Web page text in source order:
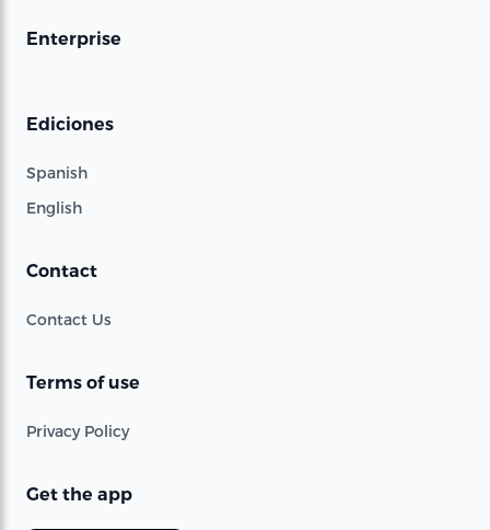
Enterprise
Ediciones
Spanish
English
Contact
Contact Us
Terms of use
Privacy Policy
Get the app